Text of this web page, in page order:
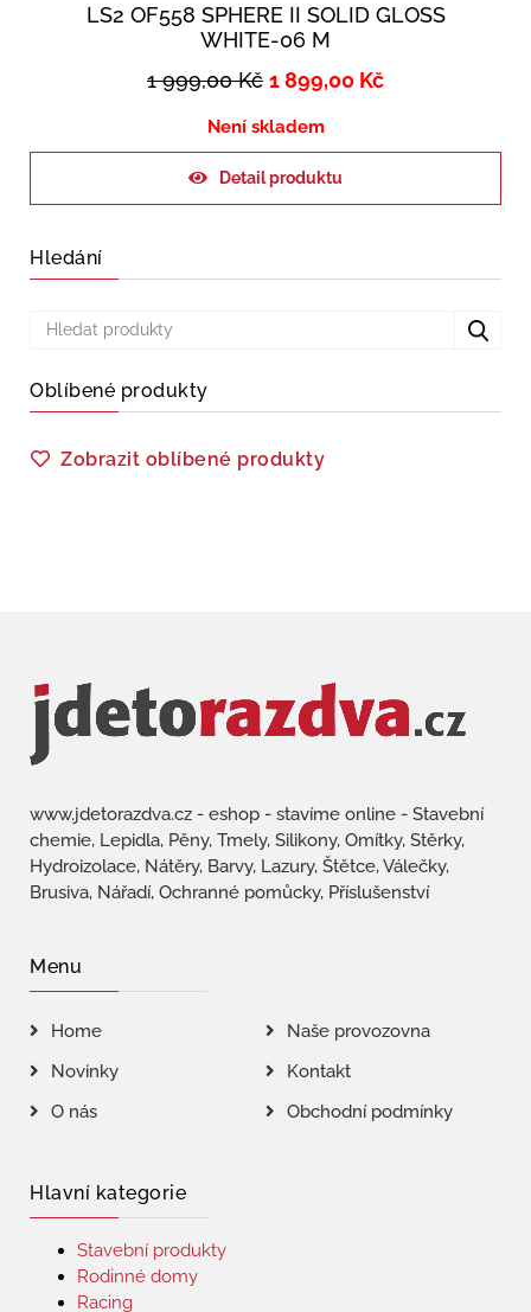
LS2 OF558 SPHERE II SOLID GLOSS
WHITE-06 M
1 999,00Kč 1 899,00 Kč
Není skladem
Detail produktu
Hledání
Oblíbené produkty
Zobrazit oblíbené produkty
www.jdetorazdva.cz - eshop - stavíme online - Stavební
chemie, Lepidla, Pěny, Tmely, Silikony, Omítky, Stěrky,
Hydroizolace, Nátěry, Barvy, Lazury, Štětce, Válečky,
Brusiva, Nářadí, Ochranné pomůcky, Příslušenství
Menu
Home
Naše provozovna
Novinky
Kontakt
O nás
Obchodní podmínky
Hlavní kategorie
Stavební produkty
Rodinné domy
Racing